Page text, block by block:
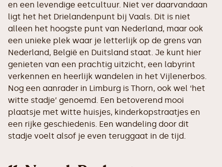
en een levendige eetcultuur. Niet ver daarvandaan
ligt het het Drielandenpunt bij Vaals. Dit is niet
alleen het hoogste punt van Nederland, maar ook
een unieke plek waar je letterlijk op de grens van
Nederland, België en Duitsland staat. Je kunt hier
genieten van een prachtig uitzicht, een labyrint
verkennen en heerlijk wandelen in het Vijlenerbos.
Nog een aanrader in Limburg is Thorn, ook wel ‘het
witte stadje’ genoemd. Een betoverend mooi
plaatsje met witte huisjes, kinderkopstraatjes en
een rijke geschiedenis. Een wandeling door dit
stadje voelt alsof je even teruggaat in de tijd.